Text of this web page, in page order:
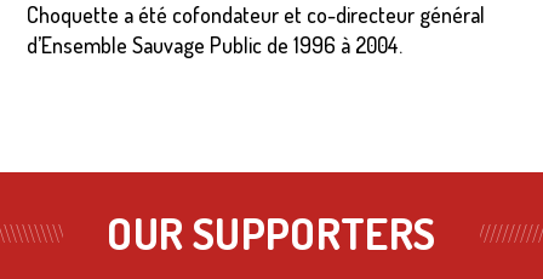
Choquette a été cofondateur et co-directeur général
d’Ensemble Sauvage Public de 1996 à 2004.
OUR SUPPORTERS